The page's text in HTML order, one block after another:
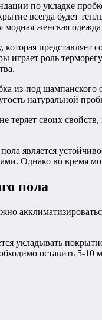
всегда будет
модная женская
играет роль
из-под
натуральной
теряет своих
является
Однако во время
пола
укладывать
оставить 5-